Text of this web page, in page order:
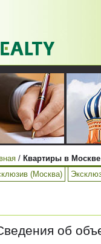
/ Квартиры в
(Москва)
об